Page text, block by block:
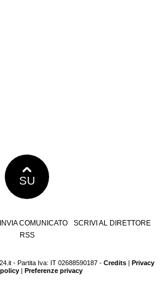
SU
INVIA COMUNICATO
SCRIVI AL DIRETTORE
RSS
- Partita Iva: IT 02688590187 - Credits | Privacy
| Preferenze privacy